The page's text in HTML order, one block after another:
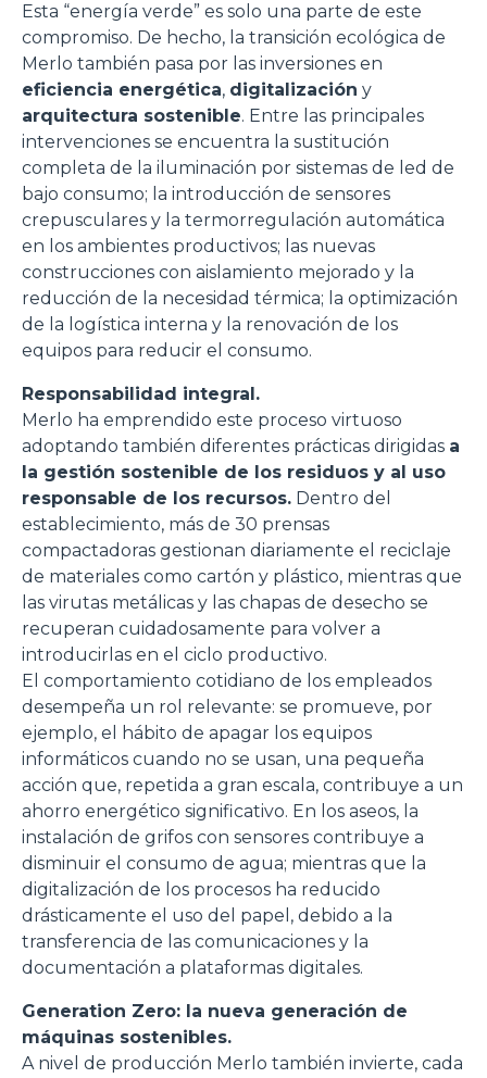
Esta “energía verde” es solo una parte de este
compromiso. De hecho, la transición ecológica de
Merlo también pasa por las inversiones en
eficiencia energética, digitalización y
arquitectura sostenible. Entre las principales
intervenciones se encuentra la sustitución
completa de la iluminación por sistemas de led de
bajo consumo; la introducción de sensores
crepusculares y la termorregulación automática
en los ambientes productivos; las nuevas
construcciones con aislamiento mejorado y la
reducción de la necesidad térmica; la optimización
de la logística interna y la renovación de los
equipos para reducir el consumo.
Responsabilidad integral.
Merlo ha emprendido este proceso virtuoso
adoptando también diferentes prácticas dirigidas a
la gestión sostenible de los residuos y al uso
responsable de los recursos. Dentro del
establecimiento, más de 30 prensas
compactadoras gestionan diariamente el reciclaje
de materiales como cartón y plástico, mientras que
las virutas metálicas y las chapas de desecho se
recuperan cuidadosamente para volver a
introducirlas en el ciclo productivo.
El comportamiento cotidiano de los empleados
desempeña un rol relevante: se promueve, por
ejemplo, el hábito de apagar los equipos
informáticos cuando no se usan, una pequeña
acción que, repetida a gran escala, contribuye a un
ahorro energético significativo. En los aseos, la
instalación de grifos con sensores contribuye a
disminuir el consumo de agua; mientras que la
digitalización de los procesos ha reducido
drásticamente el uso del papel, debido a la
transferencia de las comunicaciones y la
documentación a plataformas digitales.
Generation Zero: la nueva generación de
máquinas sostenibles.
A nivel de producción Merlo también invierte, cada